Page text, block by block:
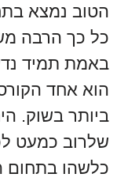
הטוב נמצא
כל כך הרבה
באמת תמיד
הוא אחד
ביותר בשוק.
שלרוב כמעט
כלשהו בתחום